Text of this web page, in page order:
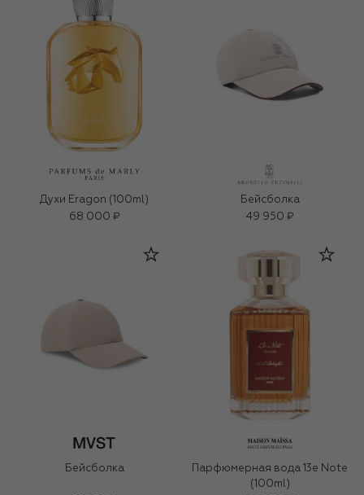
Духи Eragon (100ml)
68 000 ₽
Бейсболка
49 950 ₽
Бейсболка
Парфюмерная вода 13e Note
(100ml)